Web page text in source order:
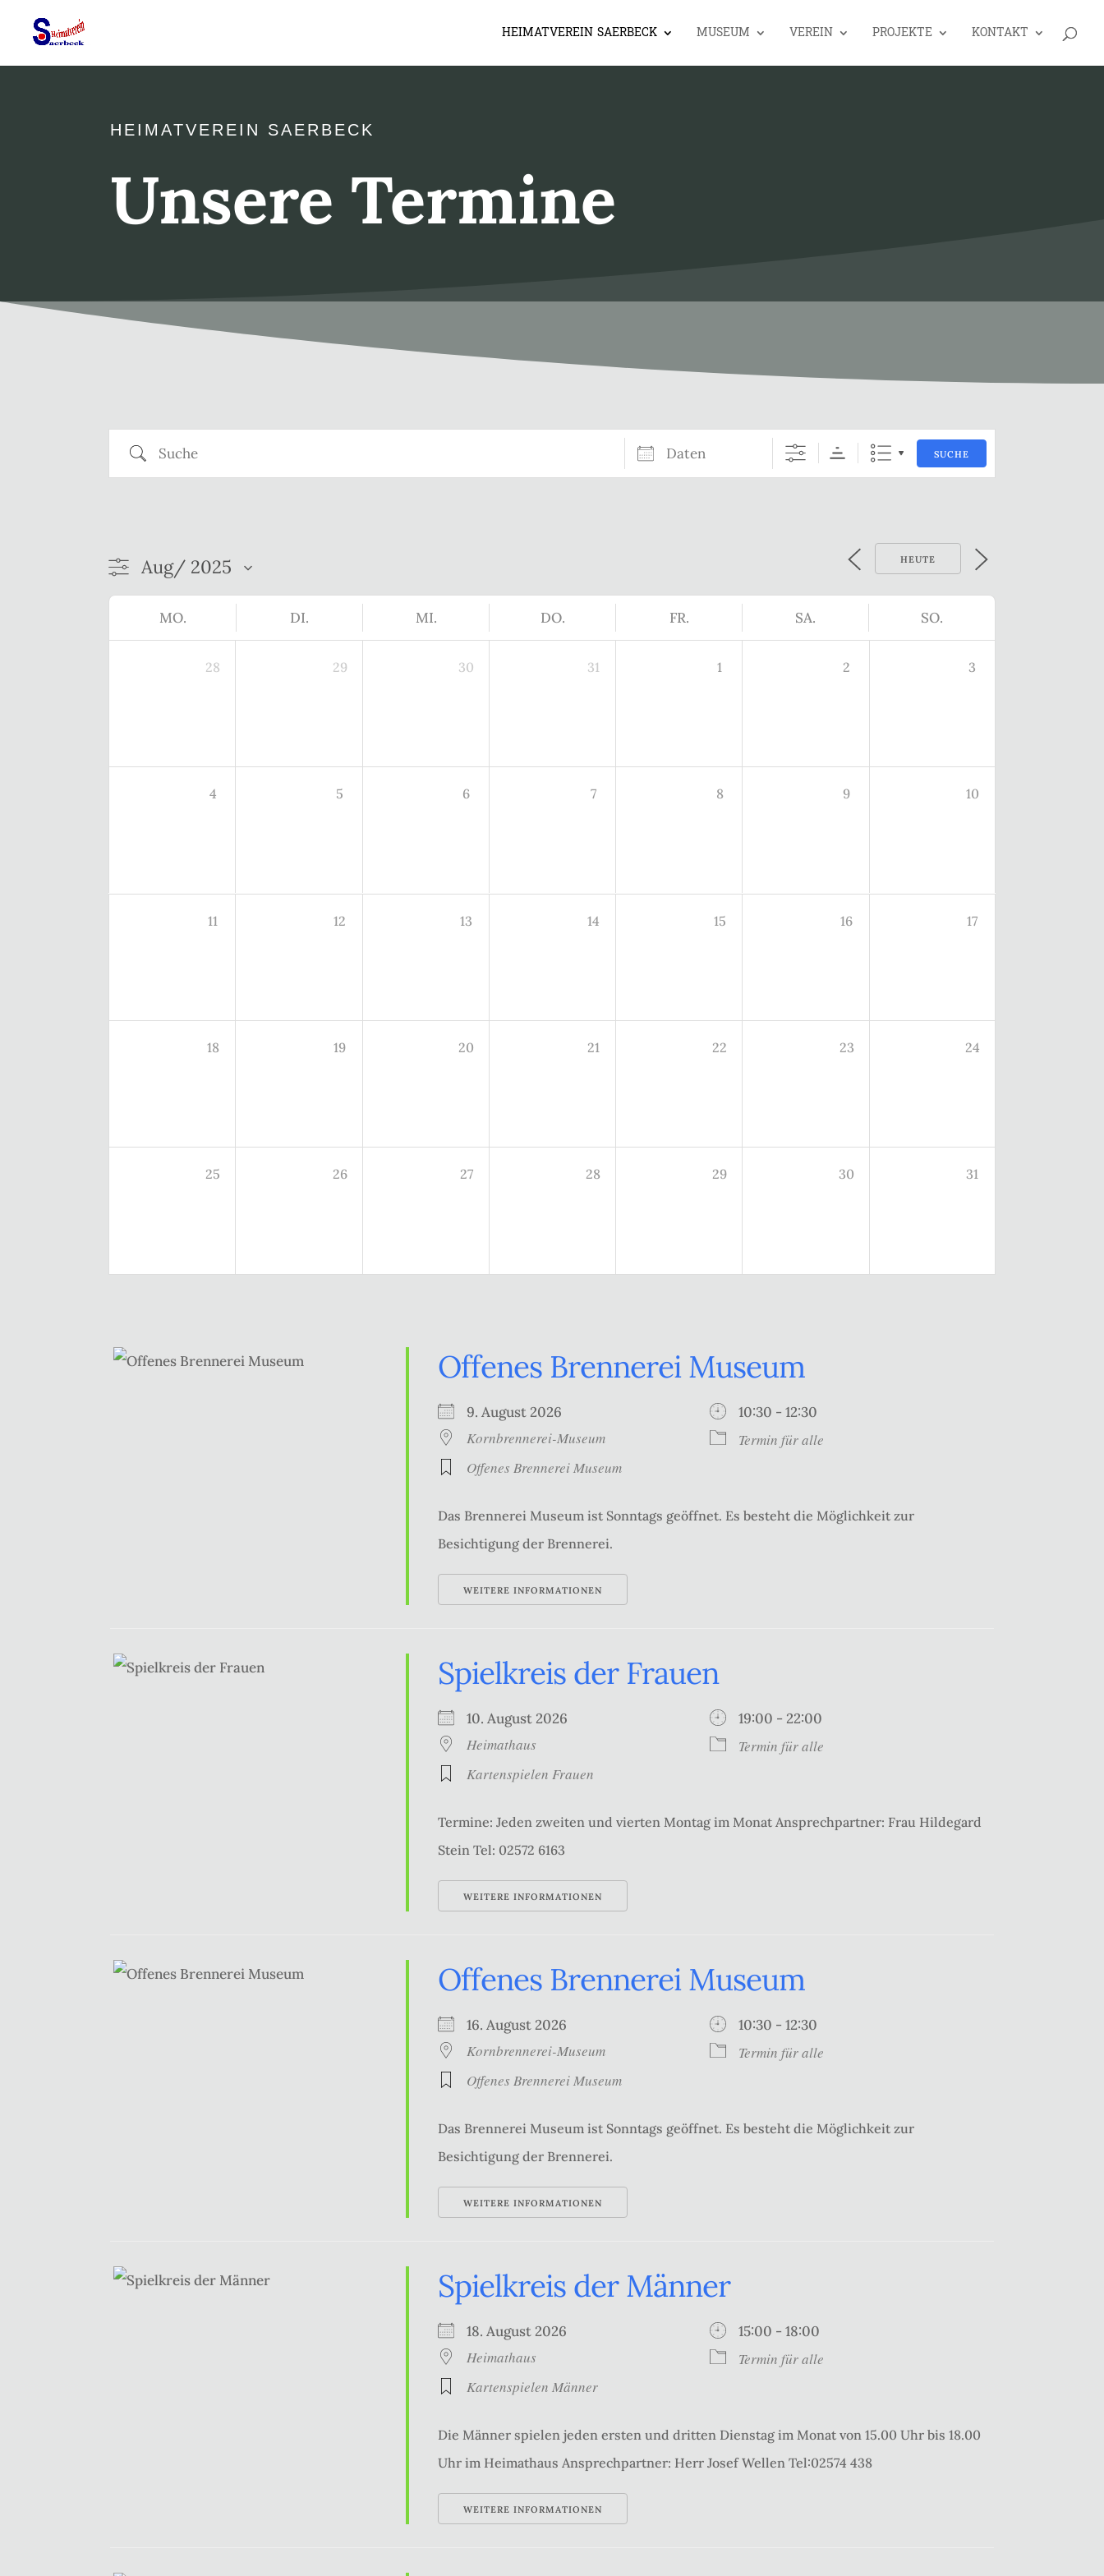
HEIMATVEREIN SAERBECK MUSEUM VEREIN PROJEKTE KONTAKT
HEIMATVEREIN SAERBECK
Unsere Termine
Suche Daten SUCHE
HEUTE
MO. DI. MI. DO. FR. SA. SO.
28 29 30 31 1 2 3
4 5 6 7 8 9 10
11 12 13 14 15 16 17
18 19 20 21 22 23 24
25 26 27 28 29 30 31
Offenes Brennerei Museum
9. August 2026 10:30 - 12:30
Kornbrennerei-Museum
Termin für alle
Offenes Brennerei Museum
Das Brennerei Museum ist Sonntags geöffnet. Es besteht die Möglichkeit zur
Besichtigung der Brennerei.
WEITERE INFORMATIONEN
Spielkreis der Frauen
10. August 2026 19:00 - 22:00
Heimathaus
Termin für alle
Kartenspielen Frauen
Termine: Jeden zweiten und vierten Montag im Monat Ansprechpartner: Frau Hildegard
Stein Tel: 02572 6163
WEITERE INFORMATIONEN
Offenes Brennerei Museum
16. August 2026 10:30 - 12:30
Kornbrennerei-Museum
Termin für alle
Offenes Brennerei Museum
Das Brennerei Museum ist Sonntags geöffnet. Es besteht die Möglichkeit zur
Besichtigung der Brennerei.
WEITERE INFORMATIONEN
Spielkreis der Männer
18. August 2026 15:00 - 18:00
Heimathaus
Termin für alle
Kartenspielen Männer
Die Männer spielen jeden ersten und dritten Dienstag im Monat von 15.00 Uhr bis 18.00
Uhr im Heimathaus Ansprechpartner: Herr Josef Wellen Tel:02574 438
WEITERE INFORMATIONEN